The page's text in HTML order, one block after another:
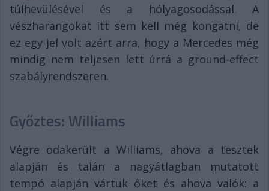
túlhevülésével és a hólyagosodással. A
vészharangokat itt sem kell még kongatni, de
ez egy jel volt azért arra, hogy a Mercedes még
mindig nem teljesen lett úrrá a ground-effect
szabályrendszeren.
Győztes: Williams
Végre odakerült a Williams, ahova a tesztek
alapján és talán a nagyátlagban mutatott
tempó alapján vártuk őket és ahova valók: a